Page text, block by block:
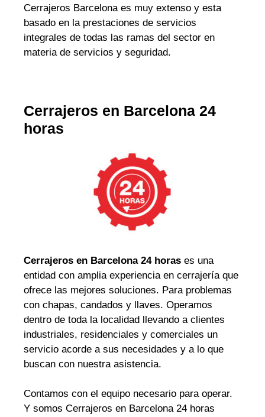
Cerrajeros Barcelona es muy extenso y esta
basado en la prestaciones de servicios
integrales de todas las ramas del sector en
materia de servicios y seguridad.
Cerrajeros en Barcelona 24
horas
Cerrajeros en Barcelona 24 horas es una
entidad con amplia experiencia en cerrajería que
ofrece las mejores soluciones. Para problemas
con chapas, candados y llaves. Operamos
dentro de toda la localidad llevando a clientes
industriales, residenciales y comerciales un
servicio acorde a sus necesidades y a lo que
buscan con nuestra asistencia.
Contamos con el equipo necesario para operar.
Y somos Cerrajeros en Barcelona 24 horas